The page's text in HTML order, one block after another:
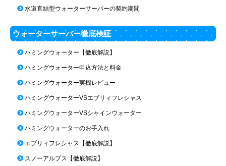
水道直結型ウォーターサーバーの契約期間
ウォーターサーバー徹底検証
ハミングウォーター【徹底解説】
ハミングウォーター申込方法と料金
ハミングウォーター実機レビュー
ハミングウォーターVSエブリィフレシャス
ハミングウォーターVSシャインウォーター
ハミングウォーターのお手入れ
エブリィフレシャス【徹底解説】
スノーアルプス【徹底解説】